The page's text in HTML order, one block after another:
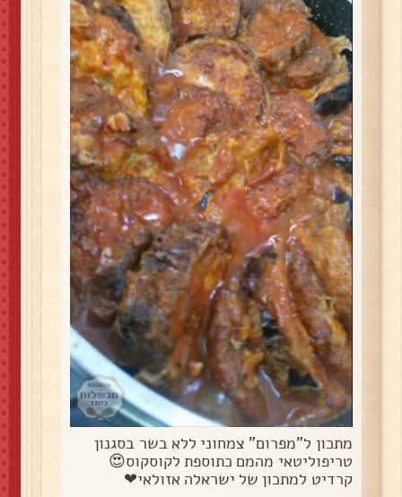
מתכון ל"מפרום" צמחוני ללא בשר בסגנון
טריפוליטאי מהמם כתוספת לקוסקוס😍
קרדיט למתכון של ישראלה אזולאי❤